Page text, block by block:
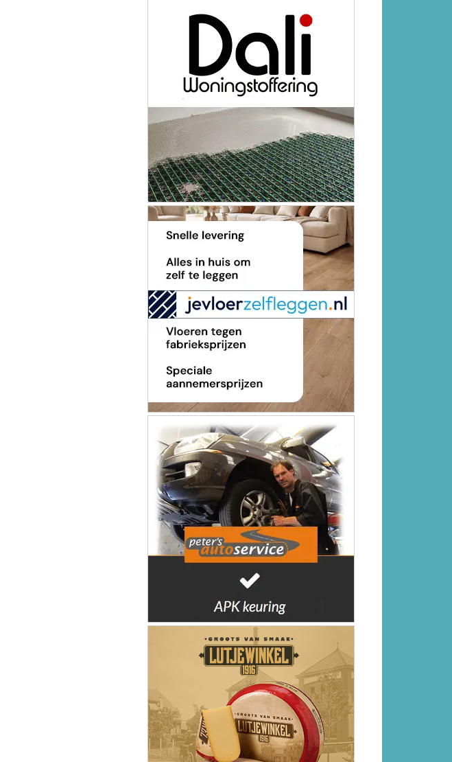
MEEST GELEZEN
Eén dode na incident op zee bij
Callantsoog, twee mensen uit
water gered en één persoon
vermist
Afsluitingen N249 tussen Van
Ewijcksluis en ’t Zand vanaf 31
augustus
Droogte: HHNK doet oproep om
bereidt verdere maatregelen
Tweede editie Sorochynska
Jaarmarkt komt er aan in
Stadspark De Parel
Twee personen verdronken
Molenaar Badkamers opent
grootste showroom tot nu toe in
Heerhugowaard
Waterweekend Kolhorn brengt
sport, avontuur en gezelligheid
De Wateratlas van Noord-
Holland geeft inzicht in onze
relatie met water